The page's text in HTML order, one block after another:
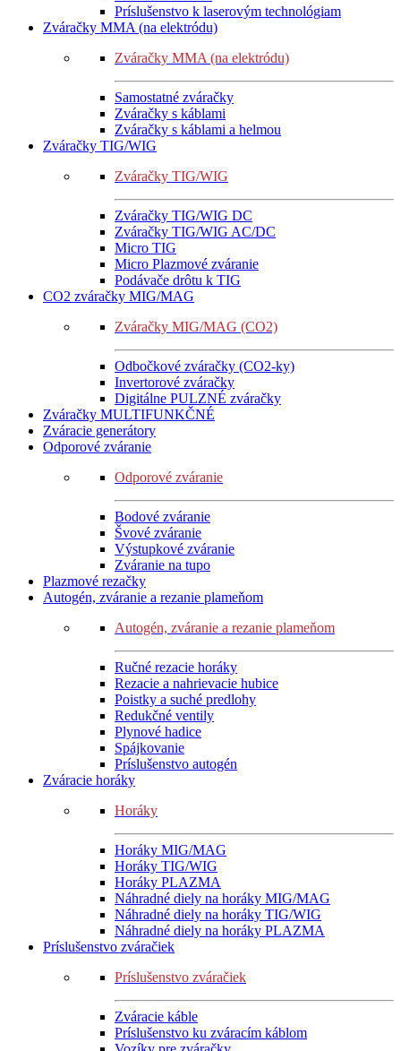
Príslušenstvo k laserovým technológiam
Zváračky MMA (na elektródu)
Zváračky MMA (na elektródu)
Samostatné zváračky
Zváračky s káblami
Zváračky s káblami a helmou
Zváračky TIG/WIG
Zváračky TIG/WIG
Zváračky TIG/WIG DC
Zváračky TIG/WIG AC/DC
Micro TIG
Micro Plazmové zváranie
Podávače drôtu k TIG
CO2 zváračky MIG/MAG
Zváračky MIG/MAG (CO2)
Odbočkové zváračky (CO2-ky)
Invertorové zváračky
Digitálne PULZNÉ zváračky
Zváračky MULTIFUNKČNÉ
Zváracie generátory
Odporové zváranie
Odporové zváranie
Bodové zváranie
Švové zváranie
Výstupkové zváranie
Zváranie na tupo
Plazmové rezačky
Autogén, zváranie a rezanie plameňom
Autogén, zváranie a rezanie plameňom
Ručné rezacie horáky
Rezacie a nahrievacie hubice
Poistky a suché predlohy
Redukčné ventily
Plynové hadice
Spájkovanie
Príslušenstvo autogén
Zváracie horáky
Horáky
Horáky MIG/MAG
Horáky TIG/WIG
Horáky PLAZMA
Náhradné diely na horáky MIG/MAG
Náhradné diely na horáky TIG/WIG
Náhradné diely na horáky PLAZMA
Príslušenstvo zváračiek
Príslušenstvo zváračiek
Zváracie káble
Príslušenstvo ku zváracím káblom